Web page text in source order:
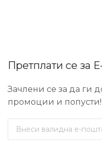
Претплати се за
Зачлени се за да ги
промоции и попусти!